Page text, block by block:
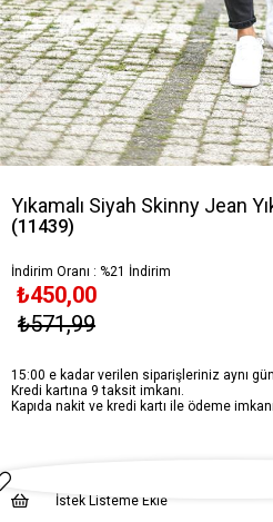
Yıkamalı Siyah Skinny Jean
(11439)
İndirim Oranı : %21 İndirim
₺571,99
₺450,00
15:00 e kadar verilen siparişleriniz aynı
Kredi kartına 9 taksit imkanı.
Kapıda nakit ve kredi kartı ile ödeme
İstek Listeme Ekle